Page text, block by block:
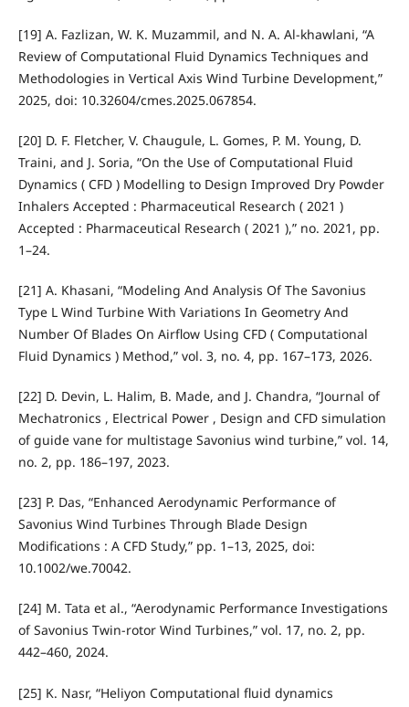
[19] A. Fazlizan, W. K. Muzammil, and N. A. Al-khawlani, “A
Review of Computational Fluid Dynamics Techniques and
Methodologies in Vertical Axis Wind Turbine Development,”
2025, doi: 10.32604/cmes.2025.067854.
[20] D. F. Fletcher, V. Chaugule, L. Gomes, P. M. Young, D.
Traini, and J. Soria, “On the Use of Computational Fluid
Dynamics ( CFD ) Modelling to Design Improved Dry Powder
Inhalers Accepted : Pharmaceutical Research ( 2021 )
Accepted : Pharmaceutical Research ( 2021 ),” no. 2021, pp.
1–24.
[21] A. Khasani, “Modeling And Analysis Of The Savonius
Type L Wind Turbine With Variations In Geometry And
Number Of Blades On Airflow Using CFD ( Computational
Fluid Dynamics ) Method,” vol. 3, no. 4, pp. 167–173, 2026.
[22] D. Devin, L. Halim, B. Made, and J. Chandra, “Journal of
Mechatronics , Electrical Power , Design and CFD simulation
of guide vane for multistage Savonius wind turbine,” vol. 14,
no. 2, pp. 186–197, 2023.
[23] P. Das, “Enhanced Aerodynamic Performance of
Savonius Wind Turbines Through Blade Design
Modifications : A CFD Study,” pp. 1–13, 2025, doi:
10.1002/we.70042.
[24] M. Tata et al., “Aerodynamic Performance Investigations
of Savonius Twin-rotor Wind Turbines,” vol. 17, no. 2, pp.
442–460, 2024.
[25] K. Nasr, “Heliyon Computational fluid dynamics